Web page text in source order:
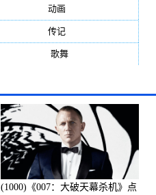
动画
传记
歌舞(81)
(1000)《007：大破天幕杀机》点